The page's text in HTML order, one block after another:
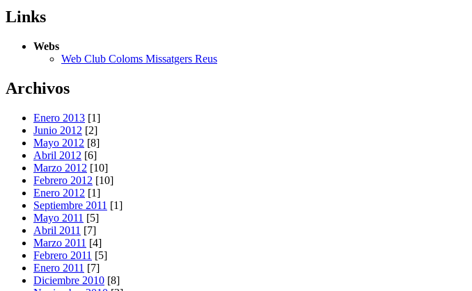
Links
Webs
Web Club Coloms Missatgers Reus
Archivos
Enero 2013 [1]
Junio 2012 [2]
Mayo 2012 [8]
Abril 2012 [6]
Marzo 2012 [10]
Febrero 2012 [10]
Enero 2012 [1]
Septiembre 2011 [1]
Mayo 2011 [5]
Abril 2011 [7]
Marzo 2011 [4]
Febrero 2011 [5]
Enero 2011 [7]
Diciembre 2010 [8]